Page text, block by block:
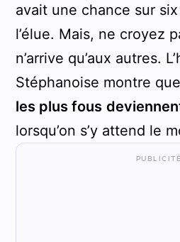
avait une chance sur six
l’élue. Mais, ne croyez
n’arrive qu’aux autres.
Stéphanoise montre
les plus fous
lorsqu’on s’y attend le